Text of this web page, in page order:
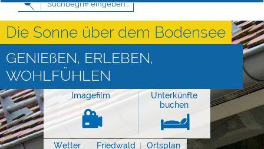
Die Sonne über dem Bodensee
GENIEßEN, ERLEBEN,
WOHLFÜHLEN
Imagefilm
Unterkünfte
buchen
Wetter Friedwald Ortsplan